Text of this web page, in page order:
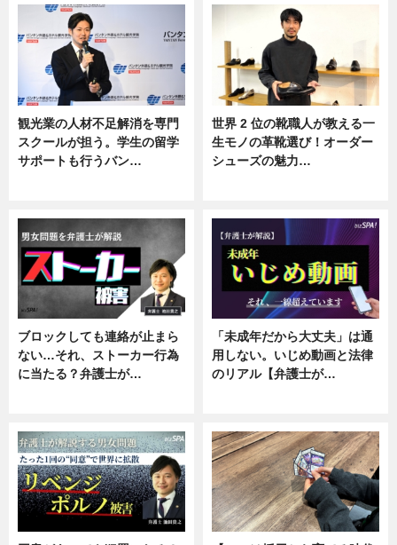
観光業の人材不足解消を専門
スクールが担う。学生の留学
サポートも行うバン…
世界 2 位の靴職人が教える一
生モノの革靴選び！オーダー
シューズの魅力…
ブロックしても連絡が止まら
ない…それ、ストーカー行為
に当たる？弁護士が…
「未成年だから大丈夫」は通
用しない。いじめ動画と法律
のリアル【弁護士が…